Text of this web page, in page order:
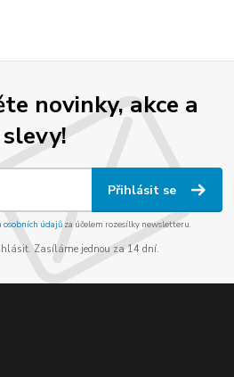
novinky, akce a
slevy!
Přihlásit se
osobních údajůza účelem rozesílky newsletteru.
Zasíláme jednou za 14 dní.